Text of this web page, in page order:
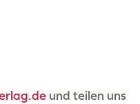
und teilen uns